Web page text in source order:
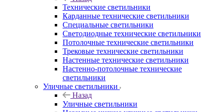
Технические светильники
Карданные технические светильники
Специальные светильники
Светодиодные технические светильники
Потолочные технические светильники
Трековые технические светильники
Настенные технические светильники
Настенно-потолочные технические
светильники
Уличные светильники
Назад
Уличные светильники